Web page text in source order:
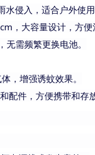
侵入，适合户外使用
，大容量设计，方便
需频繁更换电池。
，增强诱蚊效果。
配件，方便携带和存放